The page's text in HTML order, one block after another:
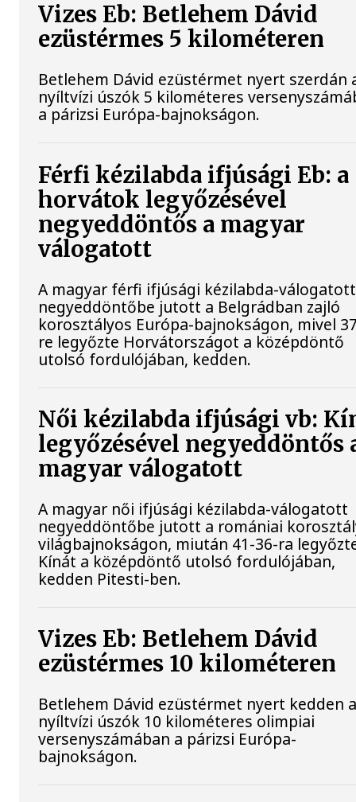
Vizes Eb: Betlehem Dávid
ezüstérmes 5 kilométeren
Betlehem Dávid ezüstérmet nyert szerdán
nyíltvízi úszók 5 kilométeres
a párizsi Európa-bajnokságon.
Férfi kézilabda ifjúsági Eb: a
horvátok legyőzésével
negyeddöntős a magyar
válogatott
A magyar férfi ifjúsági kézilabda-válogatott
negyeddöntőbe jutott a Belgrádban zajló
korosztályos Európa-bajnokságon, mivel
re legyőzte Horvátországot a középdöntő
utolsó fordulójában, kedden.
Női kézilabda ifjúsági vb:
legyőzésével negyeddöntős
magyar válogatott
A magyar női ifjúsági kézilabda-válogatott
negyeddöntőbe jutott a romániai
világbajnokságon, miután 41-36-ra
Kínát a középdöntő utolsó fordulójában,
kedden Pitesti-ben.
Vizes Eb: Betlehem Dávid
ezüstérmes 10 kilométeren
Betlehem Dávid ezüstérmet nyert kedden
nyíltvízi úszók 10 kilométeres olimpiai
versenyszámában a párizsi Európa-
bajnokságon.